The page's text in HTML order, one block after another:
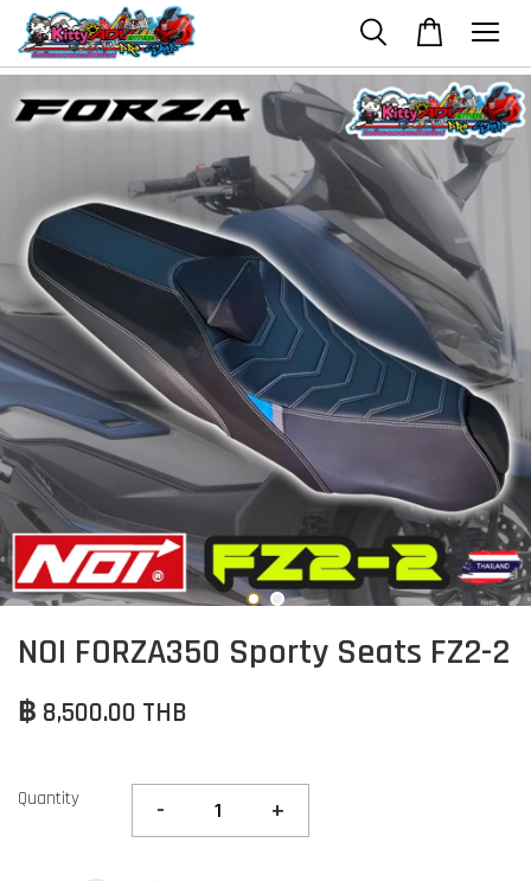
NOI FORZA350 Sporty Seats FZ2-2
฿ 8,500.00 THB
Quantity - +